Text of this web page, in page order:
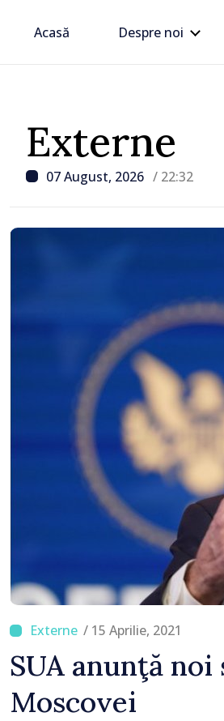
Acasă Despre noi
Externe
07 August, 2026 / 22:32
/ 15 Aprilie, 2021
SUA anunţă
Moscovei
sa